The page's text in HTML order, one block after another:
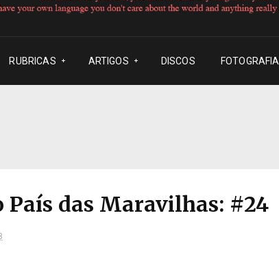
RUBRICAS ARTIGOS DISCOS FOTOGRAFIA
País das Maravilhas: #24